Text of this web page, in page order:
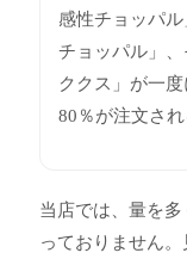
感性チョッパ
チョッパル」
ククス」が一
80％が注文さ
当店では、量を
っておりません